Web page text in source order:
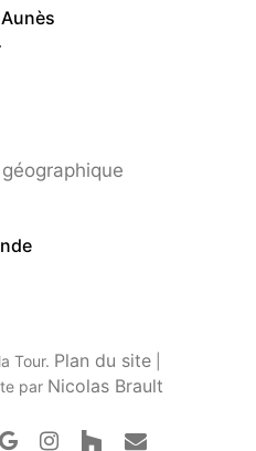
Tour. Plan du site
par Nicolas Brault
google-instagramhouzzemail